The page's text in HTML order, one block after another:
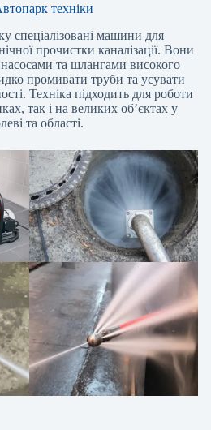
техніки
спеціалізовані машини для
прочистки каналізації. Вони
та шлангами високого
промивати труби та усувати
Техніка підходить для роботи
так і на великих об’єктах у
та області.